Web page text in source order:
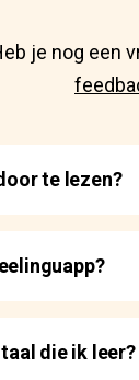
je nog een
te lezen?
die ik leer?